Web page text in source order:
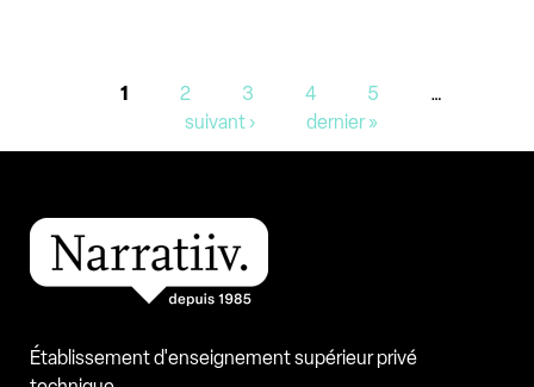
1 2 3 4 5
…
suivant ›
dernier »
Établissement d'enseignement supérieur privé